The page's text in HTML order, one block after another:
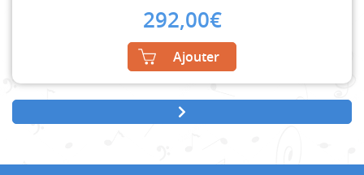
292,00€
Ajouter